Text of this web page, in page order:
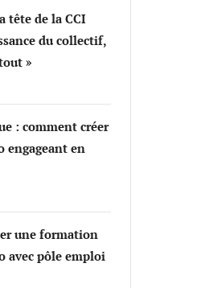
tête de la CCI
du collectif,
»
: comment créer
engageant en
une formation
avec pôle emploi